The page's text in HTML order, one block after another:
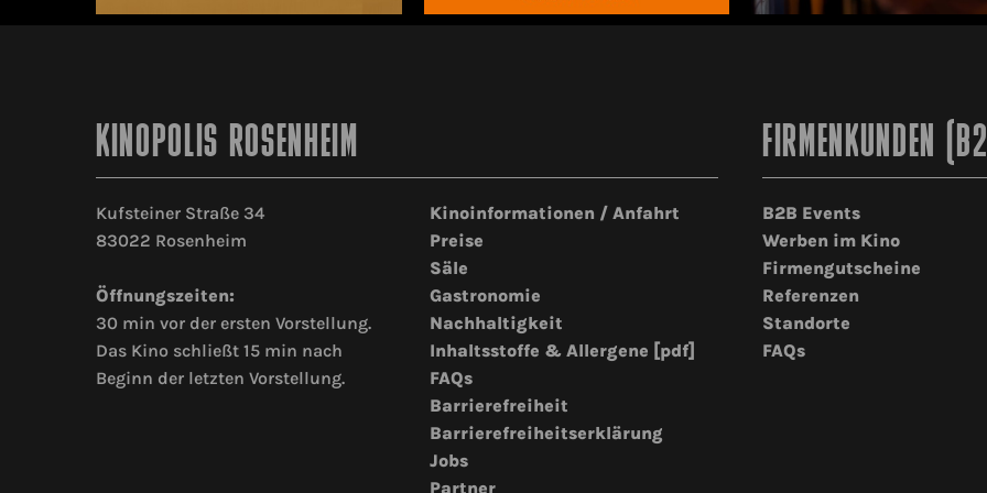
KINOPOLIS ROSENHEIM
Kufsteiner Straße 34
83022 Rosenheim
Öffnungszeiten:
30 min vor der ersten Vorstellung.
Das Kino schließt 15 min nach
Beginn der letzten Vorstellung.
Kinoinformationen / Anfahrt
Preise
Säle
Gastronomie
Nachhaltigkeit
Inhaltsstoffe & Allergene [pdf]
FAQs
Barrierefreiheit
Barrierefreiheitserklärung
Jobs
Partner
FIRMENKUNDEN
B2B Events
Werben im Kino
Firmengutscheine
Referenzen
Standorte
FAQs